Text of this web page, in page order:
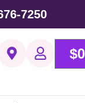
7250
$